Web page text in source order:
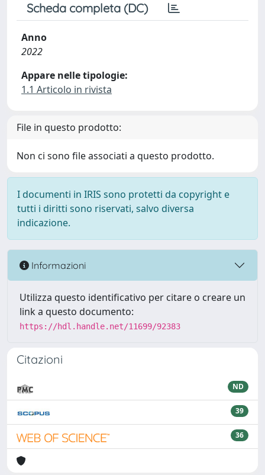
Scheda completa (DC)
Anno
2022
Appare nelle tipologie:
1.1 Articolo in rivista
File in questo prodotto:
Non ci sono file associati a questo prodotto.
I documenti in IRIS sono protetti da copyright e
tutti i diritti sono riservati, salvo diversa
indicazione.
Informazioni
Utilizza questo identificativo per citare o creare un
link a questo documento:
https://hdl.handle.net/11699/92383
Citazioni
ND
39
36